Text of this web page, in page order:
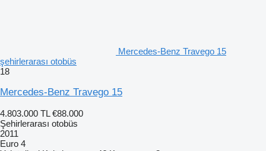
Mercedes-Benz Travego 15
şehirlerarası otobüs
18
Mercedes-Benz Travego 15
4.803.000 TL €88.000
Şehirlerarası otobüs
2011
Euro 4